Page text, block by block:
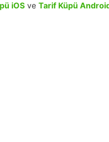
iOS ve Tarif Küpü